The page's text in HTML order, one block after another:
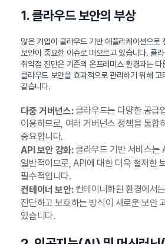
1. 클라우드 보안의 부상
많은 기업이 클라우드 기반 애플리케이션으로
보안이 중요한 이슈로 떠오르고 있습니다. 클
취약점 진단은 기존의 온프레미스 환경과는
클라우드 보안을 효과적으로 관리하기 위해
같습니다.
다중 거버넌스:클라우드는 다양한 공급
이용하므로, 여러 거버넌스 정책을 통합
중요합니다.
API 보안 강화:클라우드 기반 서비스는
일반적이므로, API에 대한 더욱 철저한
필수적입니다.
컨테이너 보안:컨테이너화된 환경에서
진단하고 보호하는 방식이 새로운 보안
있습니다.